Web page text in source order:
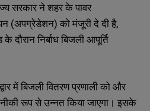
सरकार ने शहर के पावर
(अपग्रेडेशन) को मंजूरी दे दी है,
दौरान निर्बाध बिजली आपूर्ति
में बिजली वितरण प्रणाली को और
रूप से उन्नत किया जाएगा। इसके